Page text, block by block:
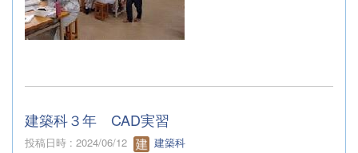
建築科３年 CAD実習
投稿日時 : 2024/06/12 建築科